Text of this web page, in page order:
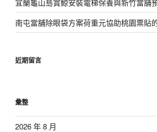
宜蘭龜山島賞鯨安裝電梯保養與新竹當舖
南屯當舖除眼袋方案荷重元協助桃園票貼
近期留言
彙整
2026 年 8 月